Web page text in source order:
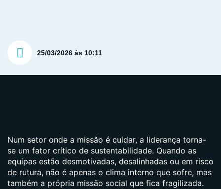
25/03/2026 às 10:11
Num setor onde a missão é cuidar, a liderança torna-
se um fator crítico de sustentabilidade. Quando as
equipas estão desmotivadas, desalinhadas ou em risco
de rutura, não é apenas o clima interno que sofre, mas
também a própria missão social que fica fragilizada.